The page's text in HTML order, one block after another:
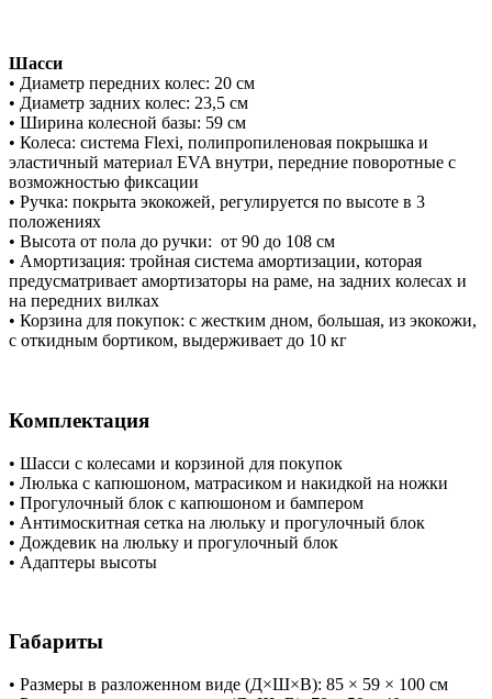
Шасси
• Диаметр передних колес: 20 см
• Диаметр задних колес: 23,5 см
• Ширина колесной базы: 59 см
• Колеса: cистема Flexi, полипропиленовая покрышка и
эластичный материал EVA внутри, передние поворотные с
возможностью фиксации
• Ручка: покрыта экокожей, регулируется по высоте в 3
положениях
• Высота от пола до ручки: от 90 до 108 см
• Амортизация: тройная система амортизации, которая
предусматривает амортизаторы на раме, на задних колесах и
на передних вилках
• Корзина для покупок: с жестким дном, большая, из экокожи,
с откидным бортиком, выдерживает до 10 кг
Комплектация
• Шасси с колесами и корзиной для покупок
• Люлька с капюшоном, матрасиком и накидкой на ножки
• Прогулочный блок с капюшоном и бампером
• Антимоскитная сетка на люльку и прогулочный блок
• Дождевик на люльку и прогулочный блок
• Адаптеры высоты
Габариты
• Размеры в разложенном виде (Д×Ш×В): 85 × 59 × 100 см